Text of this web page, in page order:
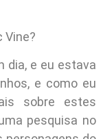
Vine?
dia, e eu estava
e como eu
sobre estes
pesquisa no